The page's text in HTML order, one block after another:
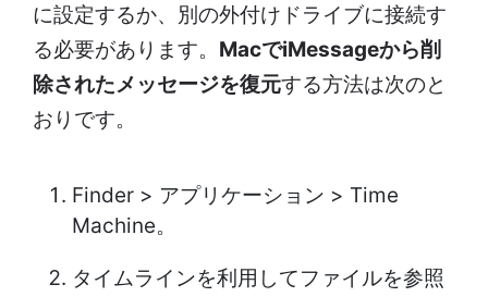
に設定するか、別の外付けドライブに接続す
る必要があります。 MacでiMessageから削
除されたメッセージを復元する方法は次のと
おりです。
Finder > アプリケーション > Time
Machine。
タイムラインを利用してファイルを参照